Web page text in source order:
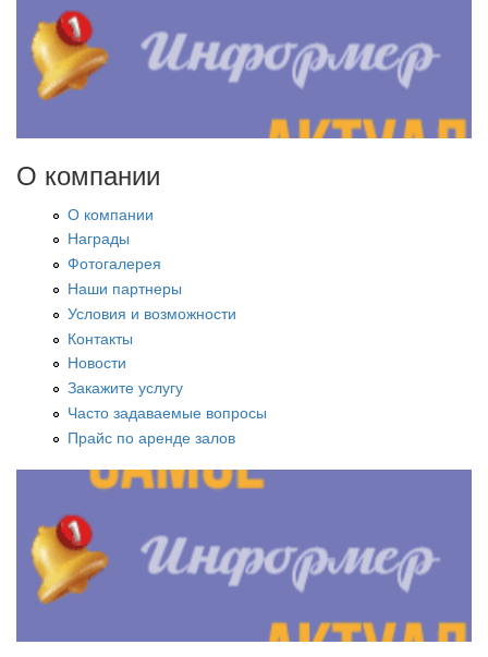
О компании
О компании
Награды
Фотогалерея
Наши партнеры
Условия и возможности
Контакты
Новости
Закажите услугу
Часто задаваемые вопросы
Прайс по аренде залов